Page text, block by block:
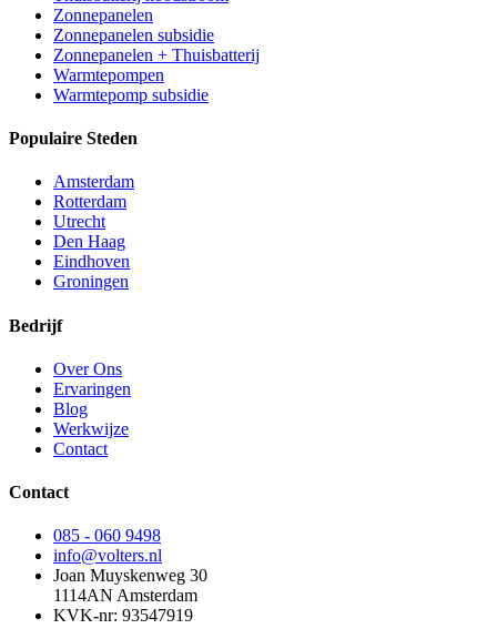
Zonnepanelen
Zonnepanelen subsidie
Zonnepanelen + Thuisbatterij
Warmtepompen
Warmtepomp subsidie
Populaire Steden
Amsterdam
Rotterdam
Utrecht
Den Haag
Eindhoven
Groningen
Bedrijf
Over Ons
Ervaringen
Blog
Werkwijze
Contact
Contact
085 - 060 9498
info@volters.nl
Joan Muyskenweg 30
1114AN Amsterdam
KVK-nr: 93547919